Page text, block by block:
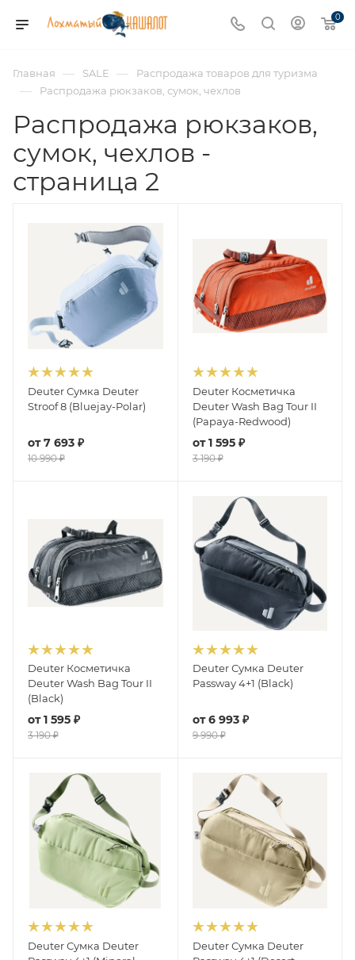
0
Главная — SALE — Распродажа товаров для туризма
— Распродажа рюкзаков, сумок, чехлов
Распродажа рюкзаков,
сумок, чехлов -
страница 2
Deuter Сумка Deuter
Stroof 8 (Bluejay-Polar)
от7 693 ₽
10 990 ₽
Deuter Косметичка
Deuter Wash Bag Tour II
(Papaya-Redwood)
от1 595 ₽
3 190 ₽
Deuter Косметичка
Deuter Wash Bag Tour II
(Black)
от1 595 ₽
3 190 ₽
Deuter Сумка Deuter
Passway 4+1 (Black)
от6 993 ₽
9 990 ₽
Deuter Сумка Deuter
Deuter Сумка Deuter